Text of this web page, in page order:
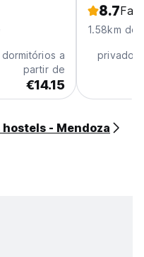
dormitórios a
partir de
€14.15
8.7
1.58km do
privados
- Mendoza